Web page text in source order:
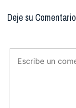
Deje su Comentario